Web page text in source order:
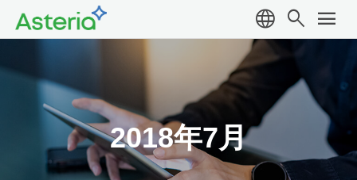
language search menu
2018年7月